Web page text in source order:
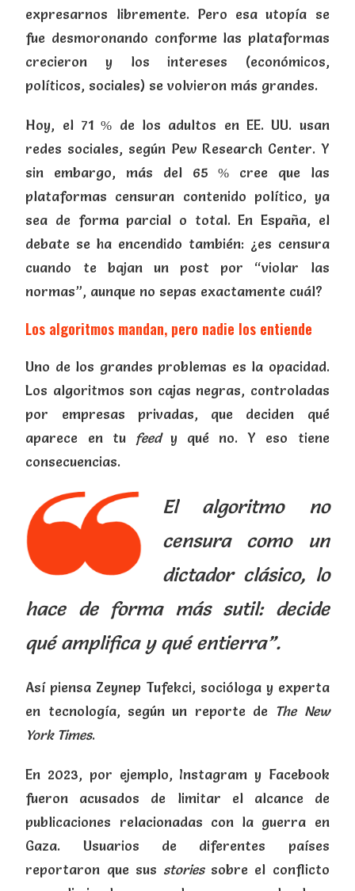
expresarnos libremente. Pero esa utopía se
fue desmoronando conforme las plataformas
crecieron y los intereses (económicos,
políticos, sociales) se volvieron más grandes.
Hoy, el 71 % de los adultos en EE. UU. usan
redes sociales, según Pew Research Center. Y
sin embargo, más del 65 % cree que las
plataformas censuran contenido político, ya
sea de forma parcial o total. En España, el
debate se ha encendido también: ¿es censura
cuando te bajan un post por “violar las
normas”, aunque no sepas exactamente cuál?
Los algoritmos mandan, pero nadie los entiende
Uno de los grandes problemas es la opacidad.
Los algoritmos son cajas negras, controladas
por empresas privadas, que deciden qué
aparece en tu
feedy qué no. Y eso tiene
consecuencias.
El algoritmo no
censura como un
dictador clásico, lo
hace de forma más sutil: decide
qué amplifica y qué entierra”.
Así piensa Zeynep Tufekci, socióloga y experta
en tecnología, según un reporte de The New
York Times.
En 2023, por ejemplo, Instagram y Facebook
fueron acusados de limitar el alcance de
publicaciones relacionadas con la guerra en
Gaza. Usuarios de diferentes países
reportaron que sus storiessobre el conflicto